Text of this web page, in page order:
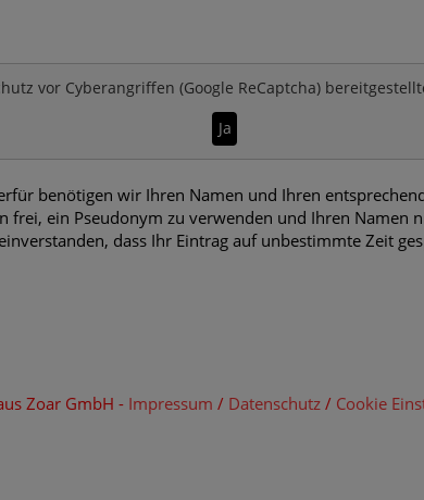
vor Cyberangriffen (Google ReCaptcha)
Ja
benötigen wir Ihren Namen und Ihren
frei, ein Pseudonym zu verwenden und Ihren Namen
dass Ihr Eintrag auf unbestimmte Zeit
Zoar GmbH - Impressum / Datenschutz/ Cookie